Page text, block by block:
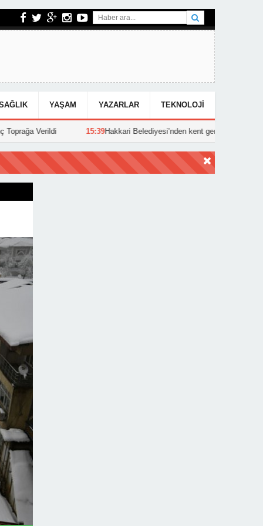
YAŞAM YAZARLAR TEKNOLOJI
15:39Hakkari Belediyesi’nden kent genelinde yoğun asfalt mesaisi